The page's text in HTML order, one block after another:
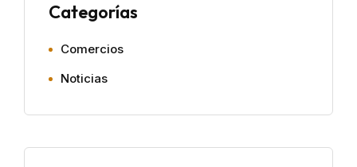
Categorías
Comercios
Noticias